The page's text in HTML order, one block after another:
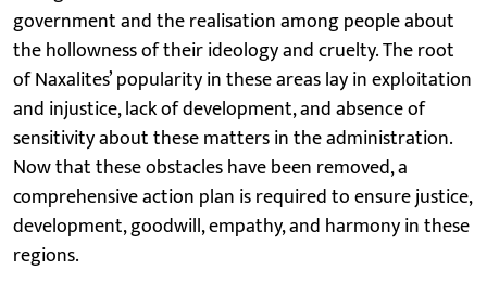
government and the realisation among people about
the hollowness of their ideology and cruelty. The root
of Naxalites’ popularity in these areas lay in exploitation
and injustice, lack of development, and absence of
sensitivity about these matters in the administration.
Now that these obstacles have been removed, a
comprehensive action plan is required to ensure justice,
development, goodwill, empathy, and harmony in these
regions.